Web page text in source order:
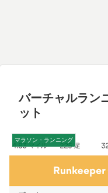
バーチャルラン
ット
マラソン・ランニング